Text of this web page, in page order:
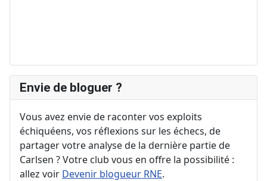
Envie de bloguer ?
Vous avez envie de raconter vos exploits
échiquéens, vos réflexions sur les échecs, de
partager votre analyse de la dernière partie de
Carlsen ? Votre club vous en offre la possibilité :
allez voir Devenir blogueur RNE.